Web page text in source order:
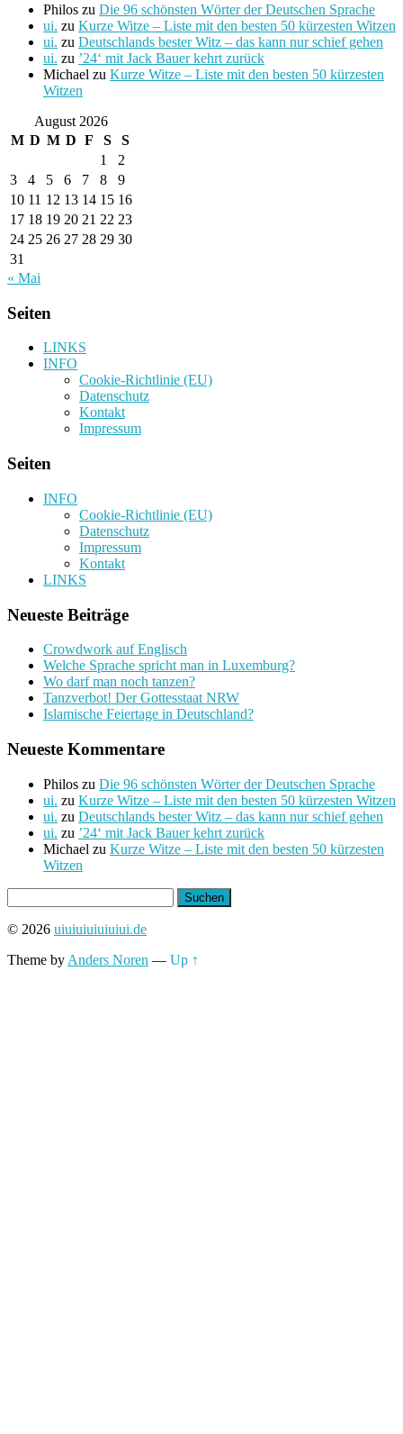
Philos zu Die 96 schönsten Wörter der Deutschen Sprache
ui. zu Kurze Witze – Liste mit den besten 50 kürzesten Witzen
ui. zu Deutschlands bester Witz – das kann nur schief gehen
ui. zu ’24‘ mit Jack Bauer kehrt zurück
Michael zu Kurze Witze – Liste mit den besten 50 kürzesten
Witzen
August 2026
M D M D F S
S
1
2
3
4 5 6 7 8
9
10 11 12 13 14 15 16
17 18 19 20 21 22 23
24 25 26 27 28 29 30
31
« Mai
Seiten
LINKS
INFO
Cookie-Richtlinie (EU)
Datenschutz
Kontakt
Impressum
Seiten
INFO
Cookie-Richtlinie (EU)
Datenschutz
Impressum
Kontakt
LINKS
Neueste Beiträge
Crowdwork auf Englisch
Welche Sprache spricht man in Luxemburg?
Wo darf man noch tanzen?
Tanzverbot! Der Gottesstaat NRW
Islamische Feiertage in Deutschland?
Neueste Kommentare
Philos zu Die 96 schönsten Wörter der Deutschen Sprache
ui. zu Kurze Witze – Liste mit den besten 50 kürzesten Witzen
ui. zu Deutschlands bester Witz – das kann nur schief gehen
ui. zu ’24‘ mit Jack Bauer kehrt zurück
Michael zu Kurze Witze – Liste mit den besten 50 kürzesten
Witzen
nach:
© 2026 uiuiuiuiuiuiui.de
Theme by Anders Noren — Up ↑